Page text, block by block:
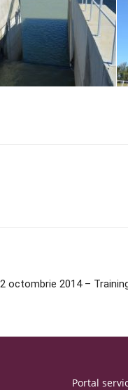
octombrie 2014 –
Portal